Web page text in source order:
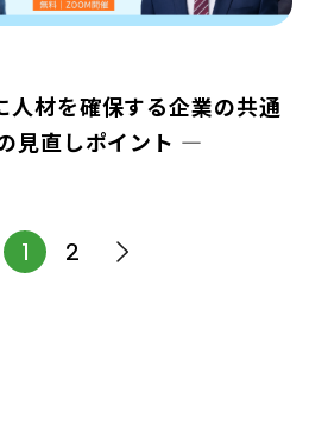
人材を確保する企業の共通
見直しポイント ―
1 2